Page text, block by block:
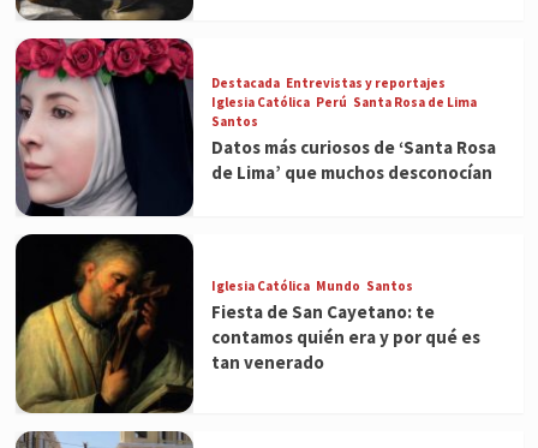
Destacada Entrevistas y reportajes
Iglesia Católica Perú Santa Rosa de Lima
Santos
Datos más curiosos de ‘Santa Rosa
de Lima’ que muchos desconocían
Iglesia Católica Mundo Santos
Fiesta de San Cayetano: te
contamos quién era y por qué es
tan venerado